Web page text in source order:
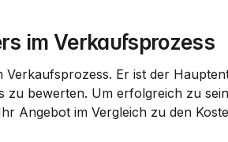
im Verkaufsprozess
Verkaufsprozess. Er ist der
zu bewerten. Um erfolgreich zu
Angebot im Vergleich zu den